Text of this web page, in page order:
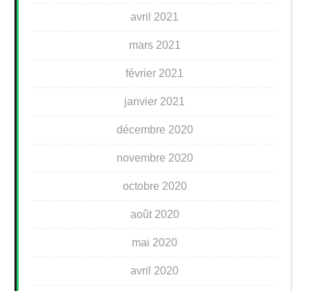
avril 2021
mars 2021
février 2021
janvier 2021
décembre 2020
novembre 2020
octobre 2020
août 2020
mai 2020
avril 2020